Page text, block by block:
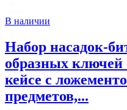
В наличии
Набор насадок-
образных
кейсе с
предметов,...